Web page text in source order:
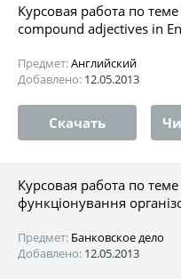
Курсовая работа по
compound adjectives in
Предмет:Английский
Добавлено: 12.05.2013
Скачать
Курсовая работа по
функціонування
Предмет: Банковское дело
Добавлено: 12.05.2013